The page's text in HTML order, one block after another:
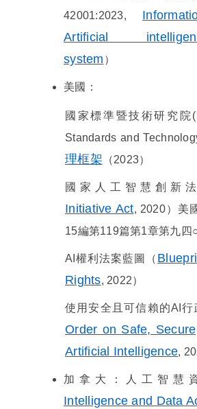
42001:2023,
Artificial
system ）
美國：
國家標準暨技術研究院
Standards and
理框架 （2023）
國家人工智慧創新
Initiative Act, 2020）美
15編第119篇第1章第九四
AI 權利法案藍圖（
Rights, 2022）
使用安全且可信賴的AI 行
Order on Safe,
Artificial Intelligence,
加拿大：人工智慧
Intelligence and Data